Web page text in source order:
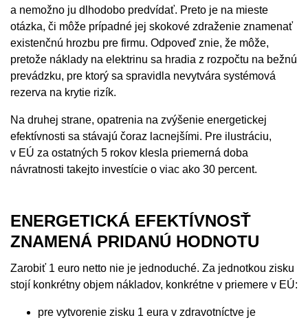
a nemožno ju dlhodobo predvídať. Preto je na mieste
otázka, či môže prípadné jej skokové zdraženie znamenať
existenčnú hrozbu pre firmu. Odpoveď znie, že môže,
pretože náklady na elektrinu sa hradia z rozpočtu na bežnú
prevádzku, pre ktorý sa spravidla nevytvára systémová
rezerva na krytie rizík.
Na druhej strane, opatrenia na zvýšenie energetickej
efektívnosti sa stávajú čoraz lacnejšími. Pre ilustráciu,
v EÚ za ostatných 5 rokov klesla priemerná doba
návratnosti takejto investície o viac ako 30 percent.
ENERGETICKÁ EFEKTÍVNOSŤ
ZNAMENÁ PRIDANÚ HODNOTU
Zarobiť 1 euro netto nie je jednoduché. Za jednotkou zisku
stojí konkrétny objem nákladov, konkrétne v priemere v EÚ:
pre vytvorenie zisku 1 eura v zdravotníctve je